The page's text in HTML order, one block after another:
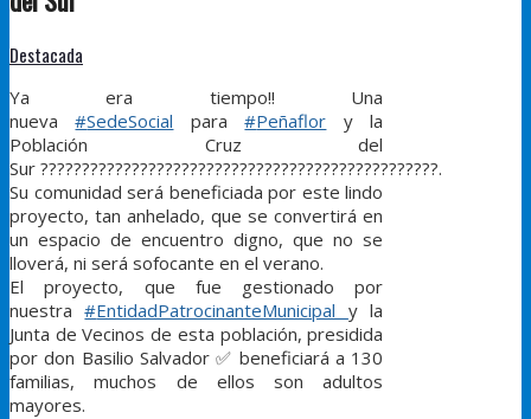
Destacada
Ya era tiempo!! Una
nueva#SedeSocial para#Peñaflor y la
Población Cruz del
Sur ????????????????‍????????????????????????????????.
Su comunidad será beneficiada por este lindo
proyecto, tan anhelado, que se convertirá en
un espacio de encuentro digno, que no se
lloverá, ni será sofocante en el verano.
El proyecto, que fue gestionado por
nuestra#EntidadPatrocinanteMunicipal y la
Junta de Vecinos de esta población, presidida
por don Basilio Salvador✅ beneficiará a 130
familias, muchos de ellos son adultos
mayores.